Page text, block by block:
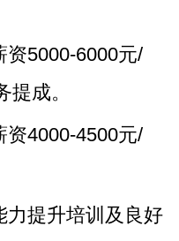
资5000-6000元/
成。
资4000-4500元/
力提升培训及良好